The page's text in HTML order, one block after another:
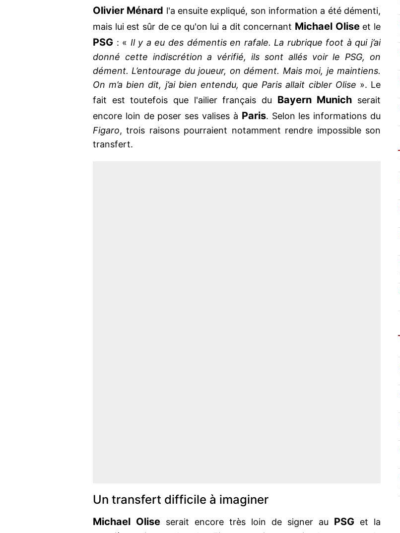
Olivier Ménard l'a ensuite expliqué, son information a été démenti,
mais lui est sûr de ce qu'on lui a dit concernant Michael Oliseet le
PSG : « Il y a eu des démentis en rafale. La rubrique foot à qui j’ai
donné cette indiscrétion a vérifié, ils sont allés voir le PSG, on
dément. L’entourage du joueur, on dément. Mais moi, je maintiens.
On m’a bien dit, j’ai bien entendu, que Paris allait cibler Olise ». Le
fait est toutefois que l'ailier français du Bayern Munich serait
encore loin de poser ses valises à Paris. Selon les informations du
Figaro, trois raisons pourraient notamment rendre impossible son
transfert.
Un transfert difficile à imaginer
Michael Olise serait encore très loin de signer au PSG et la